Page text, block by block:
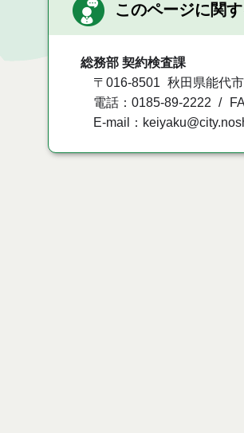
このページに関
総務部 契約検査課
〒016-8501
秋田県能代
電話：0185-89-2222
E-mail：